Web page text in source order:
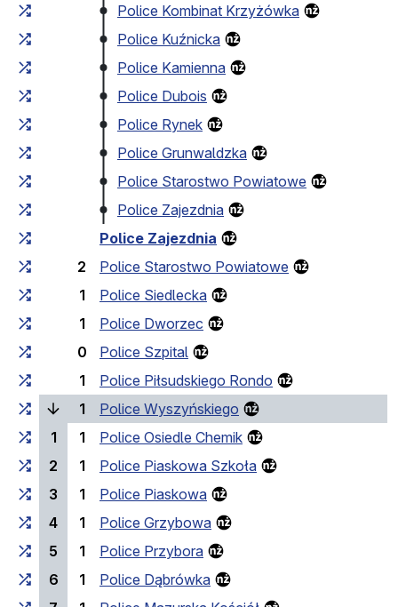
Police Kombinat Krzyżówka
Police Kuźnicka
Police Kamienna
Police Dubois
Police Rynek
Police Grunwaldzka
Police Starostwo Powiatowe
Police Zajezdnia
Police Zajezdnia
2
Police Starostwo Powiatowe
1
Police Siedlecka
1
Police Dworzec
0
Police Szpital
1
Police Piłsudskiego Rondo
1
Police Wyszyńskiego
1
1
Police Osiedle Chemik
2
1
Police Piaskowa Szkoła
3
1
Police Piaskowa
4
1
Police Grzybowa
5
1
Police Przybora
6
1
Police Dąbrówka